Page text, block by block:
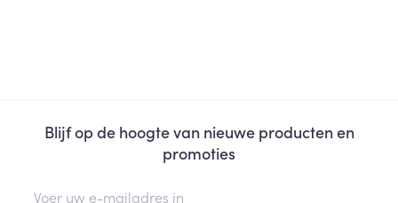
Blijf op de hoogte van nieuwe producten en
promoties